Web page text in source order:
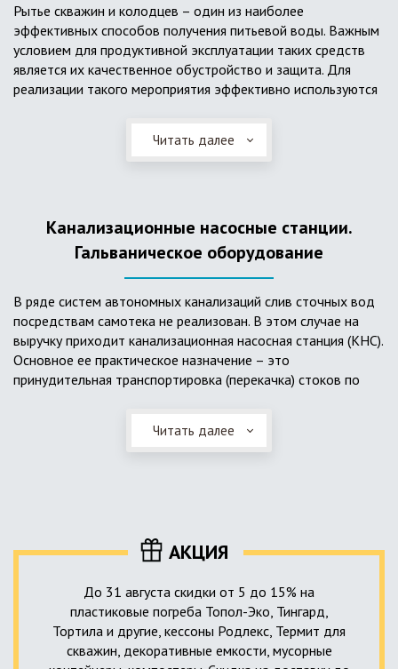
Рытье скважин и колодцев – один из наиболее
эффективных способов получения питьевой воды. Важным
условием для продуктивной эксплуатации таких средств
является их качественное обустройство и защита. Для
реализации такого мероприятия эффективно используются
Главное и неоспоримое преимущество кессонов – это
возможность эксплуатации в условиях пониженных
подвержены промерзанию. Оптимальный вариант
установки железобетонных кессонов – это заниженный
уровень грунтовых вод (УГВ) на участке, а кессон,
выполненный из пластика, может служить на территории с
высоким УГВ.
Очищенная вода без перебоев – незабвенная мечта
каждого владельца загородного дома. Чтобы выполнить
установку кессонов, погребов и колодцев, вам непременно
следует воспользоваться услугами специалистов нашей
компании. Мы максимально оперативно и качественно
проведем весь комплекс изыскательских мероприятий,
выполним необходимые расчеты и проектирование,
Читать далее
Канализационные насосные станции.
Гальваническое оборудование
В ряде систем автономных канализаций слив сточных вод
посредствам самотека не реализован. В этом случае на
выручку приходит канализационная насосная станция (КНС).
Основное ее практическое назначение – это
принудительная транспортировка (перекачка) стоков по
Такая станция может позиционироваться как в подвальном
помещении дома, так и функционировать в условиях
от исполнения.
Читать далее
АКЦИЯ
До 31 августа скидки от 5 до 15% на
пластиковые погреба Топол-Эко, Тингард,
Тортила и другие, кессоны Родлекс, Термит для
скважин, декоративные емкости, мусорные